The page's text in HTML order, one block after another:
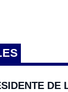
DE